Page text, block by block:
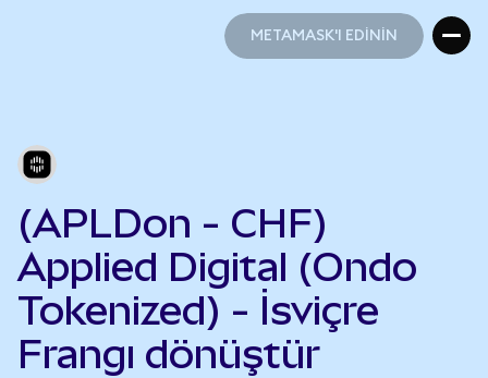
METAMASK'I EDİNİN
(APLDon - CHF)
Applied Digital (Ondo
Tokenized) - İsviçre
Frangı dönüştür